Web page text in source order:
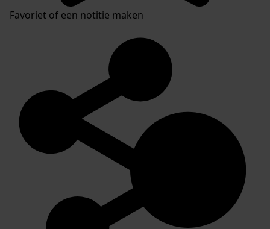
Favoriet of een notitie maken